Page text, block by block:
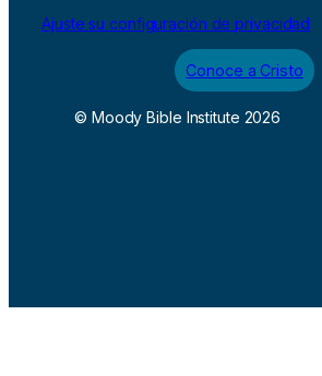
Ajuste su configuración de privacidad
Conoce a Cristo
© Moody Bible Institute 2026